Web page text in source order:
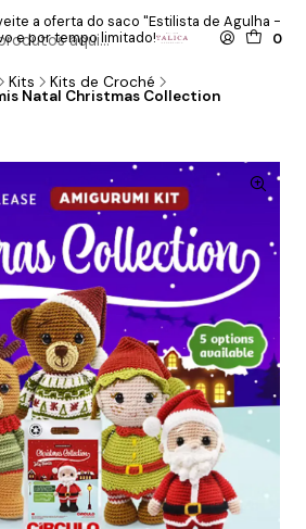
0
a oferta do saco "Estilista de Agulha -
e por tempo limitado!
Kits Kits de Croché
Natal Christmas Collection